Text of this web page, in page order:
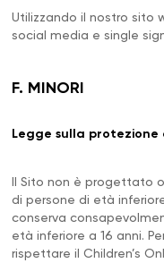
Utilizzando il nostro sito
social media e single
F. MINORI
Legge sulla protezione
Il Sito non è progettato
di persone di età
conserva
età inferiore a 16 anni.
rispettare il Children’s